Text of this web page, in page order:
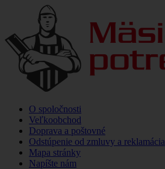
O spoločnosti
Veľkoobchod
Doprava a poštovné
Odstúpenie od zmluvy a reklamácia
Mapa stránky
Napíšte nám